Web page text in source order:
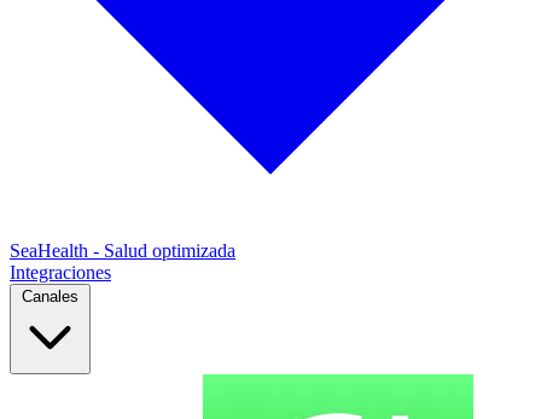
SeaHealth - Salud optimizada
Integraciones
Canales